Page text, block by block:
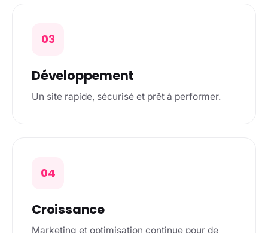
03
Développement
Un site rapide, sécurisé et prêt à performer.
04
Croissance
Marketing et optimisation continue pour de